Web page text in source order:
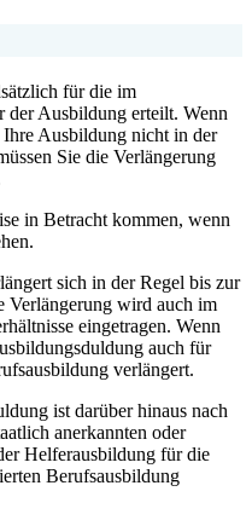
für die im
der Ausbildung erteilt. Wenn
Ihre Ausbildung nicht in der
Sie die Verlängerung
in Betracht kommen, wenn
sich in der Regel bis zur
Verlängerung wird auch im
eingetragen. Wenn
auch für
verlängert.
ist darüber hinaus nach
anerkannten oder
Helferausbildung für die
Berufsausbildung